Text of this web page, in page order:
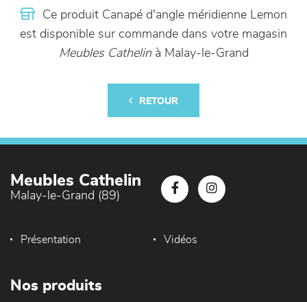
Ce produit Canapé d'angle méridienne Lemon
est disponible sur commande dans votre magasin
Meubles Cathelinà Malay-le-Grand
RETOUR
Meubles Cathelin
Malay-le-Grand (89)
Présentation Vidéos
Nos produits